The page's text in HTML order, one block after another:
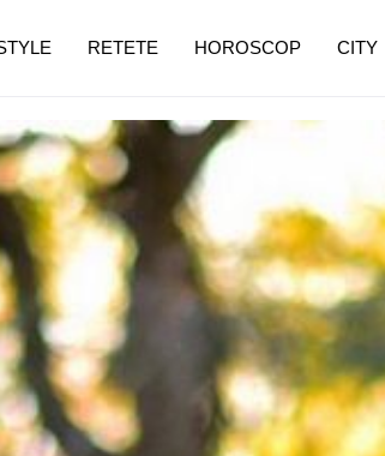
RETETE HOROSCOP CITY
de dureroasă este investigația